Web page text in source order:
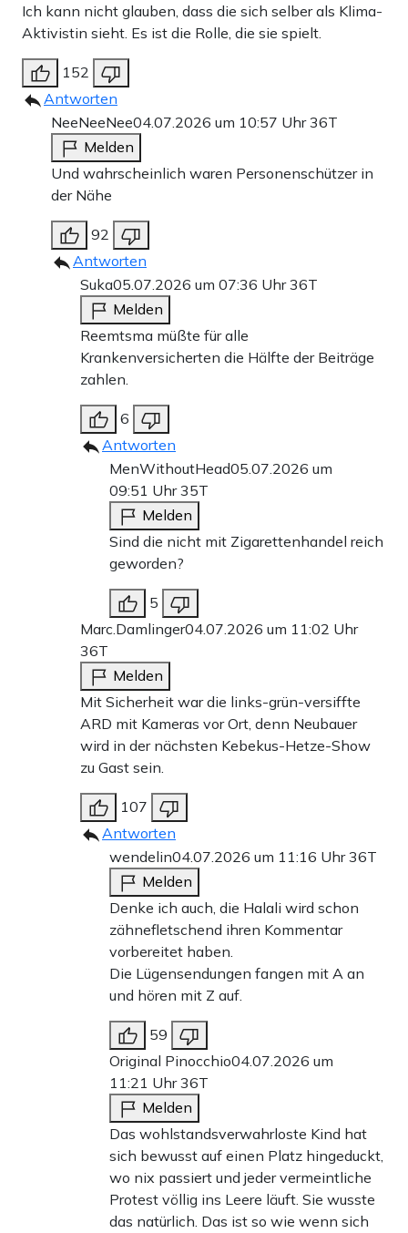
Ich kann nicht glauben, dass die sich selber als Klima-
Aktivistin sieht. Es ist die Rolle, die sie spielt.
152
Antworten
NeeNeeNee04.07.2026 um 10:57 Uhr36T
Melden
Und wahrscheinlich waren Personenschützer in
der Nähe
92
Antworten
Suka05.07.2026 um 07:36 Uhr36T
Melden
Reemtsma müßte für alle
Krankenversicherten die Hälfte der Beiträge
zahlen.
6
Antworten
MenWithoutHead05.07.2026 um
09:51 Uhr35T
Melden
Sind die nicht mit Zigarettenhandel reich
geworden?
5
Marc.Damlinger04.07.2026 um 11:02 Uhr
36T
Melden
Mit Sicherheit war die links-grün-versiffte
ARD mit Kameras vor Ort, denn Neubauer
wird in der nächsten Kebekus-Hetze-Show
zu Gast sein.
107
Antworten
wendelin04.07.2026 um 11:16 Uhr36T
Melden
Denke ich auch, die Halali wird schon
zähnefletschend ihren Kommentar
vorbereitet haben.
Die Lügensendungen fangen mit A an
und hören mit Z auf.
59
Original Pinocchio04.07.2026 um
11:21 Uhr36T
Melden
Das wohlstandsverwahrloste Kind hat
sich bewusst auf einen Platz hingeduckt,
wo nix passiert und jeder vermeintliche
Protest völlig ins Leere läuft. Sie wusste
das natürlich. Das ist so wie wenn sich